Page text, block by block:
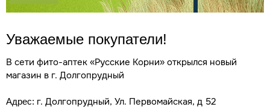
Уважаемые покупатели!
В сети фито-аптек «Русские Корни» открылся новый
магазин в г. Долгопрудный
Адрес: г. Долгопрудный, Ул. Первомайская, д 52